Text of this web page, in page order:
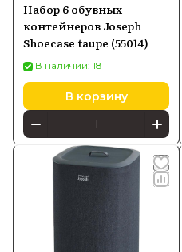
Набор 6 обувных
контейнеров Joseph
Shoecase taupe (55014)
В наличии: 18
В корзину